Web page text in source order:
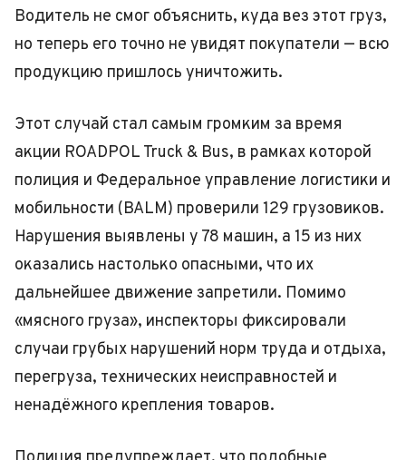
Водитель не смог объяснить, куда вез этот груз,
но теперь его точно не увидят покупатели — всю
продукцию пришлось уничтожить.
Этот случай стал самым громким за время
акции ROADPOL Truck & Bus, в рамках которой
полиция и Федеральное управление логистики и
мобильности (BALM) проверили 129 грузовиков.
Нарушения выявлены у 78 машин, а 15 из них
оказались настолько опасными, что их
дальнейшее движение запретили. Помимо
«мясного груза», инспекторы фиксировали
случаи грубых нарушений норм труда и отдыха,
перегруза, технических неисправностей и
ненадёжного крепления товаров.